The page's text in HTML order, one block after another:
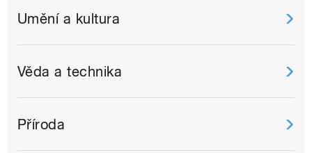
Umění a kultura
Věda a technika
Příroda